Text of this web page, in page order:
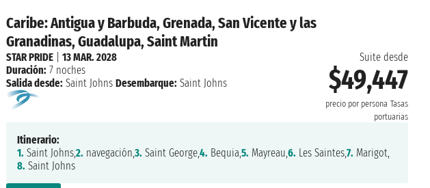
Caribe: Antigua y Barbuda, Grenada, San Vicente y las
Granadinas, Guadalupa, Saint Martin
Suite desde
$49,447
precio por persona Tasas
portuarias
STAR PRIDE| 13 MAR. 2028
Duración: 7 noches
Salida desde: Saint Johns Desembarque: Saint Johns
Itinerario:
1. Saint Johns,2. navegación,3. Saint George,4. Bequia,5. Mayreau,6. Les Saintes,7. Marigot,
8. Saint Johns